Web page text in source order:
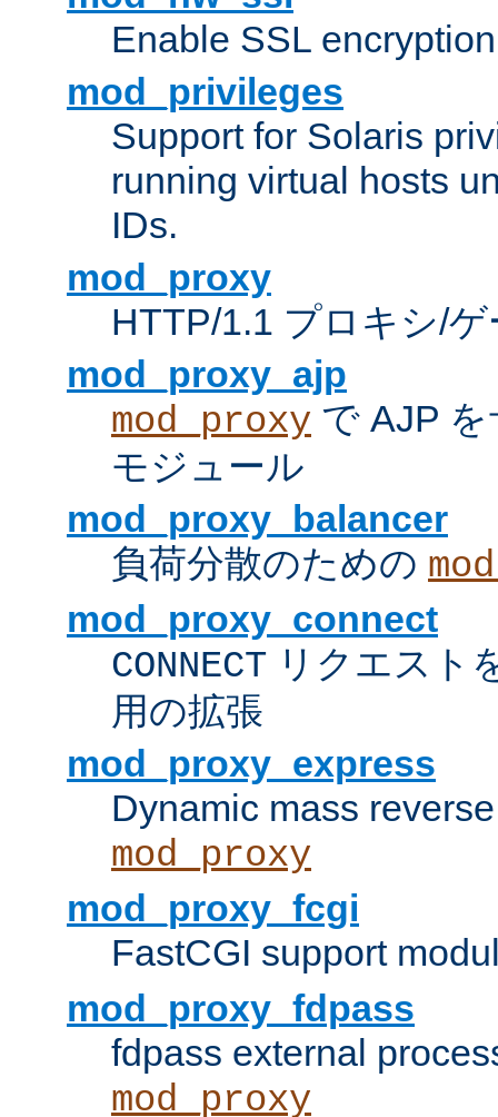
Enable SSL
mod_privileges
Support for Solaris
running virtual hosts
IDs.
mod_proxy
HTTP/1.1 プロキシ/
mod_proxy_ajp
mod_proxy で AJP
モジュール
mod_proxy_balancer
負荷分散のための
mod_proxy_connect
CONNECT リクエスト
用の拡張
mod_proxy_express
Dynamic mass
mod_proxy
mod_proxy_fcgi
FastCGI support
mod_proxy_fdpass
fdpass external
mod_proxy